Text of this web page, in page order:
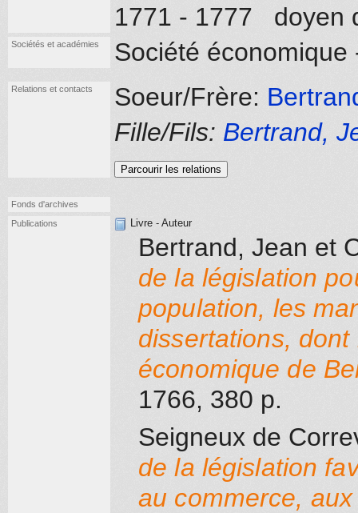
1771 - 1777 doyen
Sociétés et académies Société
Relations et contacts Soeur/Frère:
Fille/Fils: Bertrand,
Parcourir les relations
Fonds d'archives
Publications
Livre - Auteur
Bertrand, Jean et
de la législation
population, les
dissertations,
économique de
1766, 380 p.
Seigneux de
de la législation
au commerce,